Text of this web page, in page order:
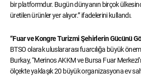
bir platformdur. Bugün dünyanın birçok
üretilen ürünler yer alıyor.” ifadelerini kullandı.
“Fuar ve Kongre Turizmi Şehirlerin Gücünü
BTSO olarak uluslararası fuarcılığa büyük
Burkay, “Merinos AKKM ve Bursa Fuar
ölçekte yaklaşık 20 büyük organizasyona ev